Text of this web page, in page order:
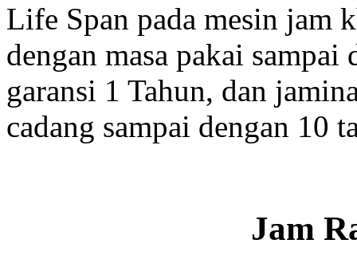
Life Span pada mesin jam
dengan masa pakai sampai
garansi 1 Tahun, dan
cadang sampai dengan 10
Jam